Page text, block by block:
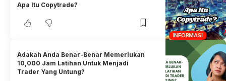
INFORMASI
Apa Itu Copytrade?
Adakah Anda Benar-Benar Memerlukan
10,000 Jam Latihan Untuk Menjadi
Trader Yang Untung?